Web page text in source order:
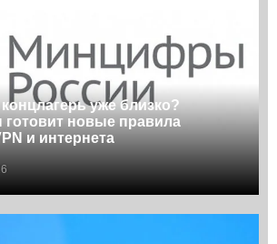
уже близко?
новые правила
и интернета